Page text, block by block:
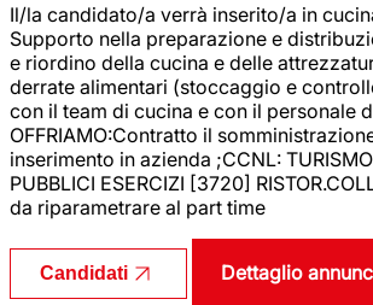
Il/la candidato/a verrà inserito/a in
Supporto nella preparazione e
e riordino della cucina e delle
derrate alimentari (stoccaggio e
con il team di cucina e con il personale
OFFRIAMO:Contratto il
inserimento in azienda ;CCNL:
PUBBLICI ESERCIZI [3720]
da riparametrare al part time
Candidati Dettaglio